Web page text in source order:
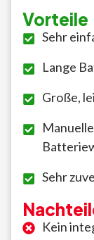
Vorteile
Sehr
Lange
Große,
Sehr
Kein